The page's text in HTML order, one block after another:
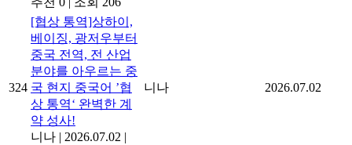
324
[협상 통역]상하이,
베이징, 광저우부터
중국 전역, 전 산업
분야를 아우르는 중
국 현지 중국어 ’협
상 통역‘ 완벽한 계
약 성사!
니나 | 2026.07.02 |
니나 2026.07.02